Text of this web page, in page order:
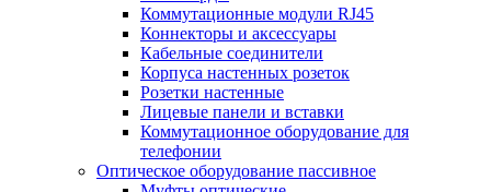
Коммутационные модули RJ45
Коннекторы и аксессуары
Кабельные соединители
Корпуса настенных розеток
Розетки настенные
Лицевые панели и вставки
Коммутационное оборудование для
телефонии
Оптическое оборудование пассивное